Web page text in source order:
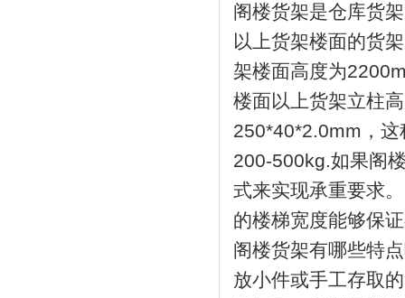
阁楼货架是仓库货
以上货架楼面的货
架楼面高度为
楼面以上货架立柱
250*40*2.0mm，
200-500kg.如果阁
式来实现承重要求
的楼梯宽度能够保
阁楼货架有哪些特
放小件或手工存取